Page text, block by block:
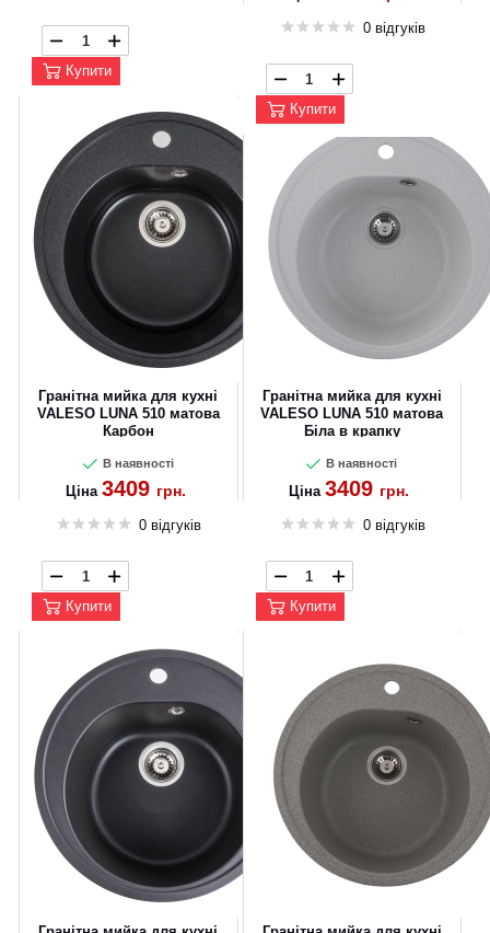
Купити
0 відгуків
Купити
Гранітна мийка для кухні
VALESO LUNA 510 матова
Карбон
В наявності
Ціна 3409 грн.
0 відгуків
Купити
Гранітна мийка для кухні
VALESO LUNA 510 матова
Біла в крапку
В наявності
Ціна 3409 грн.
0 відгуків
Купити